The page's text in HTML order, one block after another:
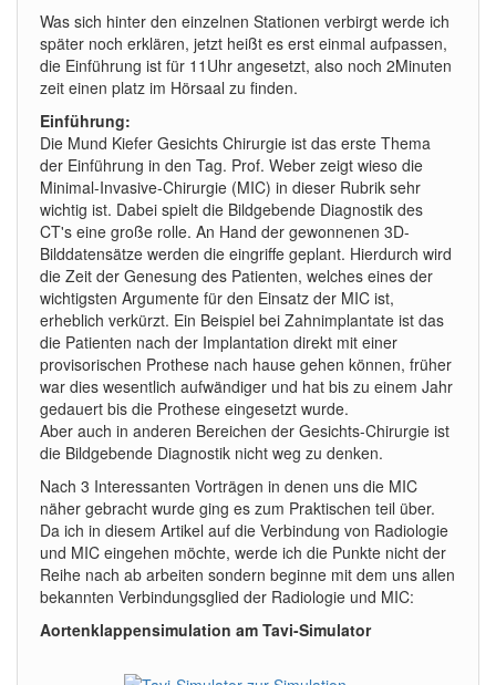
Was sich hinter den einzelnen Stationen verbirgt werde ich
später noch erklären, jetzt heißt es erst einmal aufpassen,
die Einführung ist für 11Uhr angesetzt, also noch 2Minuten
zeit einen platz im Hörsaal zu finden.
Einführung:
Die Mund Kiefer Gesichts Chirurgie ist das erste Thema
der Einführung in den Tag. Prof. Weber zeigt wieso die
Minimal-Invasive-Chirurgie (MIC) in dieser Rubrik sehr
wichtig ist. Dabei spielt die Bildgebende Diagnostik des
CT's eine große rolle. An Hand der gewonnenen 3D-
Bilddatensätze werden die eingriffe geplant. Hierdurch wird
die Zeit der Genesung des Patienten, welches eines der
wichtigsten Argumente für den Einsatz der MIC ist,
erheblich verkürzt. Ein Beispiel bei Zahnimplantate ist das
die Patienten nach der Implantation direkt mit einer
provisorischen Prothese nach hause gehen können, früher
war dies wesentlich aufwändiger und hat bis zu einem Jahr
gedauert bis die Prothese eingesetzt wurde.
Aber auch in anderen Bereichen der Gesichts-Chirurgie ist
die Bildgebende Diagnostik nicht weg zu denken.
Nach 3 Interessanten Vorträgen in denen uns die MIC
näher gebracht wurde ging es zum Praktischen teil über.
Da ich in diesem Artikel auf die Verbindung von Radiologie
und MIC eingehen möchte, werde ich die Punkte nicht der
Reihe nach ab arbeiten sondern beginne mit dem uns allen
bekannten Verbindungsglied der Radiologie und MIC:
Aortenklappensimulation am Tavi-Simulator